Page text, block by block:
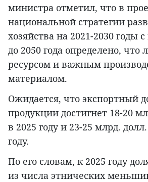
министра отметил, что в
национальной стратегии
хозяйства на 2021-2030 годы
до 2050 года определено, что
ресурсом и важным
материалом.
Ожидается, что экспортный
продукции достигнет 18-20
в 2025 году и 23-25 млрд.
году.
По его словам, к 2025 году
из числа этнических